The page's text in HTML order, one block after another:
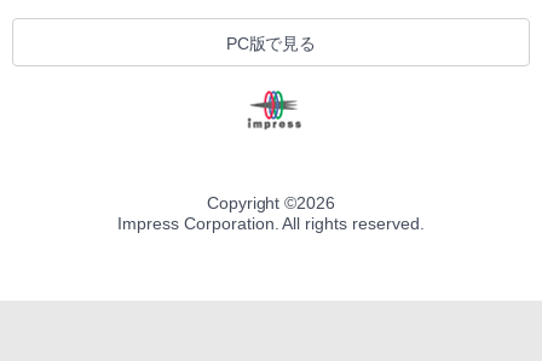
PC版で見る
Copyright ©2026
Impress Corporation. All rights reserved.